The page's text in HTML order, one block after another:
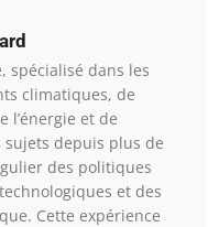
spécialisé dans les
climatiques, de
l’énergie et de
sujets depuis plus de
des politiques
et des
Cette expérience